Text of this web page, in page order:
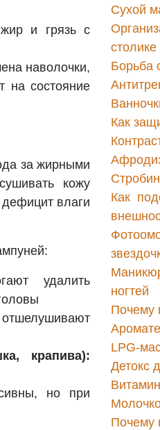
и грязь с
наволочки,
на состояние
за жирными
кожу
влаги
удалить
отшелушивают
крапива):
но при
Сухой
столике
Борьба
Как
Как
ногтей
Почему
LPG-
Детокс
Почему